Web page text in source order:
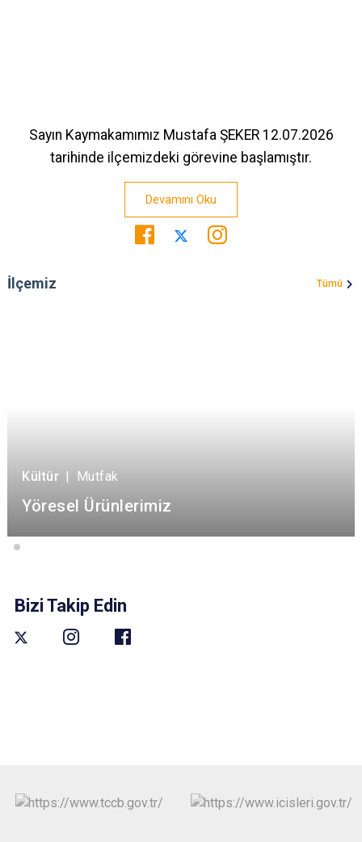
Sayın Kaymakamımız Mustafa ŞEKER 12.07.2026
tarihinde ilçemizdeki görevine başlamıştır.
Devamını Oku
İlçemiz Tümü
Kültür | Mutfak
Yöresel Ürünlerimiz
Bizi Takip Edin